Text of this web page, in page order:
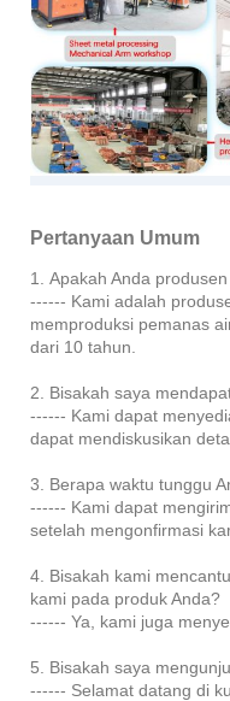
Pertanyaan Umum
1. Apakah Anda
------ Kami adalah
memproduksi pemanas
dari 10 tahun.
2. Bisakah saya
------ Kami dapat
dapat mendiskusikan
3. Berapa waktu tunggu
------ Kami dapat
setelah mengonfirmasi
4. Bisakah kami
kami pada produk Anda?
------ Ya, kami juga
5. Bisakah saya
------ Selamat datang di